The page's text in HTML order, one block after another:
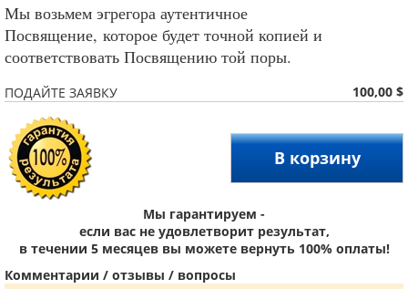
Мы возьмем эгрегора аутентичное
Посвящение, которое будет точной копией и
соответствовать Посвящению той поры.
ПОДАЙТЕ ЗАЯВКУ 100,00 $
В корзину
Мы гарантируем -
если вас не удовлетворит результат,
в течении 5 месяцев вы можете вернуть 100% оплаты!
Комментарии / отзывы / вопросы